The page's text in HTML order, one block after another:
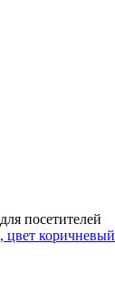
посетителей
коричневый